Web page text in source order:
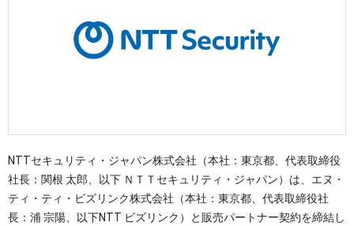
サプライチェーンセキュリティ
IoTプロダクトセキュリティ
NTTセキュリティ・ジャパン株式会社（本社：東京都、代表取締役
社長：関根 太郎、以下 ＮＴＴセキュリティ・ジャパン）は、エヌ・
ティ・ティ・ビズリンク株式会社（本社：東京都、代表取締役社
長：浦 宗陽、以下NTT ビズリンク）と販売パートナー契約を締結し